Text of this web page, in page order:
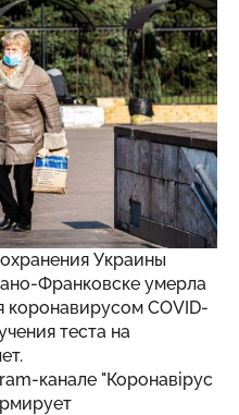
Украины
Франковске умерла
COVID-
теста на
канале "Коронавірус